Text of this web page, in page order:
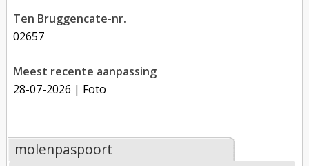
Ten Bruggencate-nr.
02657
Meest recente aanpassing
28-07-2026 | Foto
molenpaspoort